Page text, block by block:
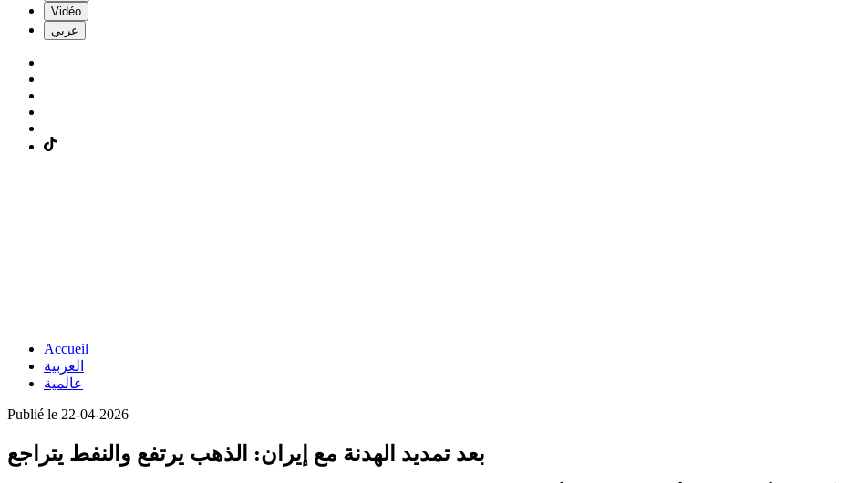
Vidéo
عربي
Accueil
العربية
عالمية
Publié le 22-04-2026
بعد تمديد الهدنة مع إيران: الذهب يرتفع والنفط يتراجع